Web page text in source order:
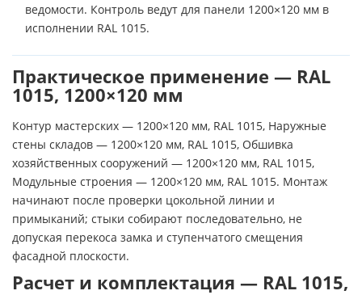
ведомости. Контроль ведут для панели 1200×120 мм в
исполнении RAL 1015.
Практическое применение — RAL
1015, 1200×120 мм
Контур мастерских — 1200×120 мм, RAL 1015, Наружные
стены складов — 1200×120 мм, RAL 1015, Обшивка
хозяйственных сооружений — 1200×120 мм, RAL 1015,
Модульные строения — 1200×120 мм, RAL 1015. Монтаж
начинают после проверки цокольной линии и
примыканий; стыки собирают последовательно, не
допуская перекоса замка и ступенчатого смещения
фасадной плоскости.
Расчет и комплектация — RAL 1015,